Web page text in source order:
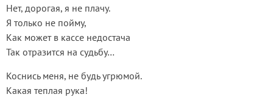
Нет, дорогая, я не плачу.
Я только не пойму,
Как может в кассе недостача
Так отразится на судьбу…
Коснись меня, не будь угрюмой.
Какая теплая рука!